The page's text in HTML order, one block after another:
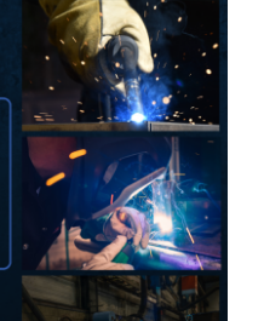
$300.00.$225.00.